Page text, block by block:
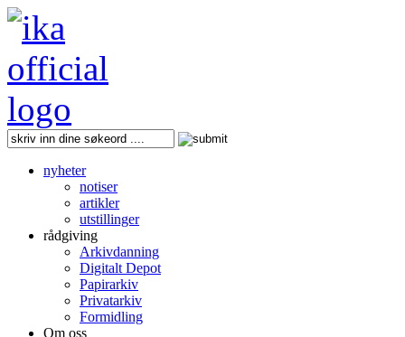
nyheter
notiser
artikler
utstillinger
rådgiving
Arkivdanning
Digitalt Depot
Papirarkiv
Privatarkiv
Formidling
Om oss